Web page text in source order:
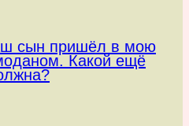
сын пришёл в мою
Какой ещё